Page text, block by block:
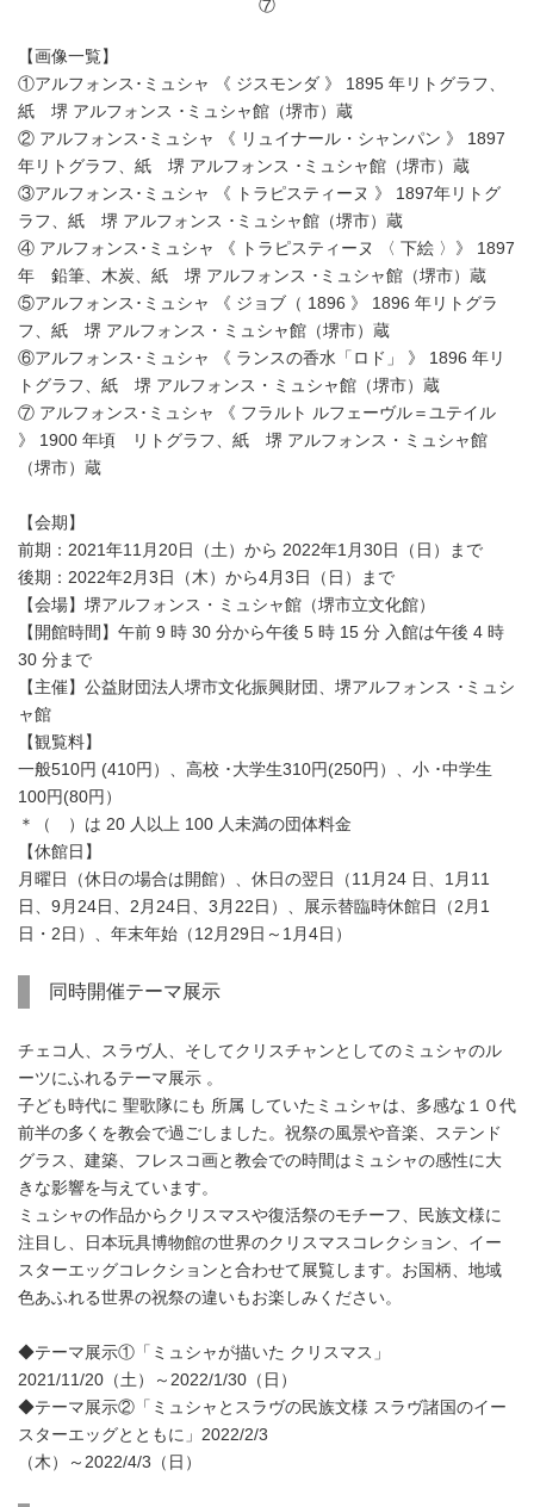
⑦
【画像一覧】
①アルフォンス･ミュシャ 《 ジスモンダ 》 1895 年リトグラフ、
紙 堺 アルフォンス ･ミュシャ館（堺市）蔵
② アルフォンス･ミュシャ 《 リュイナール・シャンパン 》 1897
年リトグラフ、紙 堺 アルフォンス ･ミュシャ館（堺市）蔵
③アルフォンス･ミュシャ 《 トラピスティーヌ 》 1897年リトグ
ラフ、紙 堺 アルフォンス ･ミュシャ館（堺市）蔵
④ アルフォンス･ミュシャ 《 トラピスティーヌ 〈 下絵 〉》 1897
年 鉛筆、木炭、紙 堺 アルフォンス ･ミュシャ館（堺市）蔵
⑤アルフォンス･ミュシャ 《 ジョブ（ 1896 》 1896 年リトグラ
フ、紙 堺 アルフォンス・ミュシャ館（堺市）蔵
⑥アルフォンス･ミュシャ 《 ランスの香水「ロド」 》 1896 年リ
トグラフ、紙 堺 アルフォンス・ミュシャ館（堺市）蔵
⑦ アルフォンス･ミュシャ 《 フラルト ルフェーヴル＝ユテイル
》 1900 年頃 リトグラフ、紙 堺 アルフォンス・ミュシャ館
（堺市）蔵
【会期】
前期：2021年11月20日（土）から 2022年1月30日（日）まで
後期：2022年2月3日（木）から4月3日（日）まで
【会場】堺アルフォンス・ミュシャ館（堺市立文化館）
【開館時間】午前 9 時 30 分から午後 5 時 15 分 入館は午後 4 時
30 分まで
【主催】公益財団法人堺市文化振興財団、堺アルフォンス ･ミュシ
ャ館
【観覧料】
一般510円 (410円）、高校 ･大学生310円(250円）、小 ･中学生
100円(80円）
＊（ ）は 20 人以上 100 人未満の団体料金
【休館日】
月曜日（休日の場合は開館）、休日の翌日（11月24 日、1月11
日、9月24日、2月24日、3月22日）、展示替臨時休館日（2月1
日・2日）、年末年始（12月29日～1月4日）
同時開催テーマ展示
チェコ人、スラヴ人、そしてクリスチャンとしてのミュシャのル
ーツにふれるテーマ展示 。
子ども時代に 聖歌隊にも 所属 していたミュシャは、多感な１０代
前半の多くを教会で過ごしました。祝祭の風景や音楽、ステンド
グラス、建築、フレスコ画と教会での時間はミュシャの感性に大
きな影響を与えています。
ミュシャの作品からクリスマスや復活祭のモチーフ、民族文様に
注目し、日本玩具博物館の世界のクリスマスコレクション、イー
スターエッグコレクションと合わせて展覧します。お国柄、地域
色あふれる世界の祝祭の違いもお楽しみください。
◆テーマ展示①「ミュシャが描いた クリスマス」
2021/11/20（土）～2022/1/30（日）
◆テーマ展示②「ミュシャとスラヴの民族文様 スラヴ諸国のイー
スターエッグとともに」2022/2/3
（木）～2022/4/3（日）